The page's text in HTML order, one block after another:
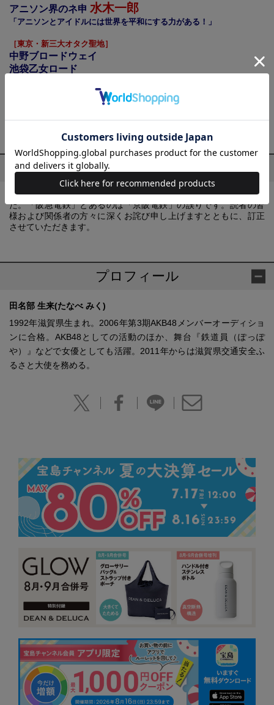
アニソン界のネ申 水木一郎
「アニソンとアイドルには世界を平和にする力がある！」
［東京・新三大オタク聖地］
中野ブロードウェイ
池袋乙女ロード
オタクTOKYOガイドツアー
お知らせ
【お詫びと訂正】 本書56ページ・５段目の本文に誤記がありまし
た。「阪急電鉄」とあるのは「京阪電鉄」の誤りです。読者の皆
様および関係者の方々に深くお詫び申し上げますとともに、訂正
させていただきます。
プロフィール
田名部 生来(たなべ みく)
1992年滋賀県生まれ。2006年第3期AKB48メンバーオーディショ
ンに合格。AKB48としての活動のほか、舞台『鉄道員（ぽっぽ
や）』などで女優としても活躍。2011年からは滋賀県交通安全ふ
るさと大使を務める。